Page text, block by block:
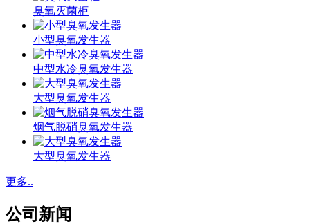
臭氧灭菌柜
小型臭氧发生器
中型水冷臭氧发生器
大型臭氧发生器
烟气脱硝臭氧发生器
大型臭氧发生器
更多..
公司新闻